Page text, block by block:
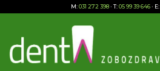
Skoči
vsebino
M:031 272 398• T:05 99 39 646• E: